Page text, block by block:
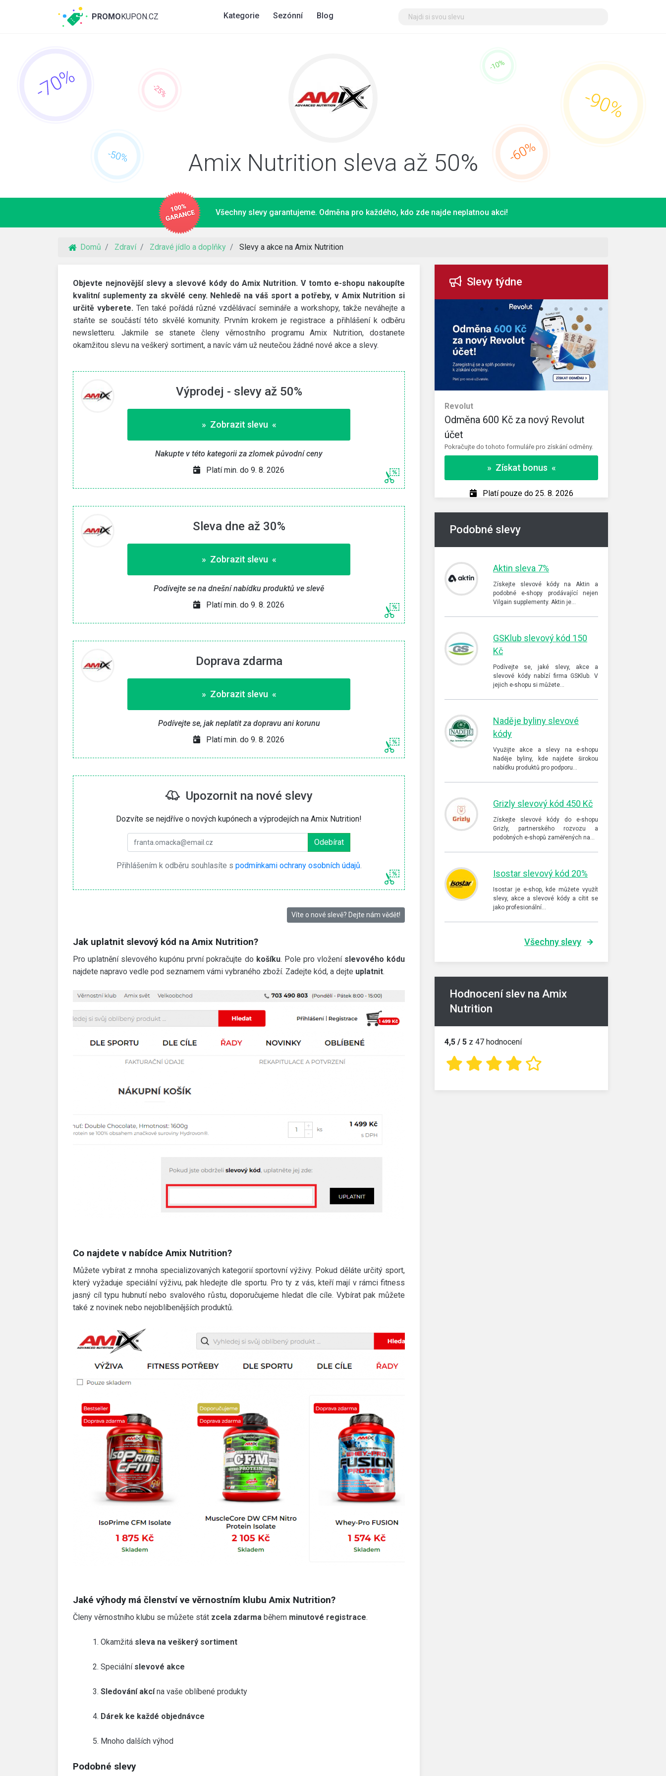
Amix Nutrition sleva až 50%
Všechny slevy garantujeme. Odměna pro každého, kdo zde najde neplatnou akci!
Domů Zdraví Zdravé jídlo a doplňky Slevy a akce na Amix Nutrition
Objevte nejnovější slevy a slevové kódy do Amix Nutrition. V tomto e-shopu nakoupíte
kvalitní suplementy za skvělé ceny. Nehledě na váš sport a potřeby, v Amix Nutrition si
určitě vyberete. Ten také pořádá různé vzdělávací semináře a workshopy, takže neváhejte a
staňte se součástí této skvělé komunity. Prvním krokem je registrace a přihlášení k odběru
newsletteru. Jakmile se stanete členy věrnostního programu Amix Nutrition, dostanete
okamžitou slevu na veškerý sortiment, a navíc vám už neutečou žádné nové akce a slevy.
Výprodej - slevy až 50%
» Zobrazit slevu «
Nakupte v této kategorii za zlomek původní ceny
Platí min. do 9. 8. 2026
Sleva dne až 30%
» Zobrazit slevu «
Podívejte se na dnešní nabídku produktů ve slevě
Platí min. do 9. 8. 2026
Doprava zdarma
» Zobrazit slevu «
Podívejte se, jak neplatit za dopravu ani korunu
Platí min. do 9. 8. 2026
Upozornit na nové slevy
Dozvíte se nejdříve o nových kupónech a výprodejích na Amix Nutrition!
Přihlášením k odběru souhlasíte s podmínkami ochrany osobních údajů.
Víte o nové slevě? Dejte nám vědět!
Jak uplatnit slevový kód na Amix Nutrition?
Pro uplatnění slevového kupónu první pokračujte do košíku. Pole pro vložení slevového kódu
najdete napravo vedle pod seznamem vámi vybraného zboží. Zadejte kód, a dejte uplatnit.
Co najdete v nabídce Amix Nutrition?
Můžete vybírat z mnoha specializovaných kategorií sportovní výživy. Pokud děláte určitý sport,
který vyžaduje speciální výživu, pak hledejte dle sportu. Pro ty z vás, kteří mají v rámci fitness
jasný cíl typu hubnutí nebo svalového růstu, doporučujeme hledat dle cíle. Vybírat pak můžete
také z novinek nebo nejoblíbenějších produktů.
Jaké výhody má členství ve věrnostním klubu Amix Nutrition?
Členy věrnostního klubu se můžete stát zcela zdarma během minutové registrace.
1. Okamžitá sleva na veškerý sortiment
2. Speciální slevové akce
3. Sledování akcína vaše oblíbené produkty
4. Dárek ke každé objednávce
5. Mnoho dalších výhod
Podobné slevy
Slevy týdne
a NoLimit Extra. Vyšší
nábytek a další produkty.
Platí pouze do 15. 8. 2026
Slevu získáte za stažení aplikace přes tento odkaz a
první nákup nad 1 000 Kč
Platí min. do 9. 8. 2026
Revolut
Odměna 600 Kč za nový Revolut
účet
Pokračujte do tohoto formuláře pro získání odměny.
» Získat bonus «
Platí pouze do 25. 8. 2026
Podobné slevy
Aktin sleva 7%
Získejte slevové kódy na Aktin a
podobné e-shopy prodávající nejen
Vilgain supplementy. Aktin je…
GSKlub slevový kód 150
Kč
Podívejte se, jaké slevy, akce a
slevové kódy nabízí firma GSKlub. V
jejich e-shopu si můžete…
Naděje byliny slevové
kódy
Využijte akce a slevy na e-shopu
Naděje byliny, kde najdete širokou
nabídku produktů pro podporu…
Grizly slevový kód 450 Kč
Získejte slevové kódy do e-shopu
Grizly, partnerského rozvozu a
podobných e-shopů zaměřených na…
Isostar slevový kód 20%
Isostar je e-shop, kde můžete využít
slevy, akce a slevové kódy a cítit se
jako profesionální…
Všechny slevy
Hodnocení slev na Amix
Nutrition
4,5 / 5 z 47 hodnocení
PROMOKUPON.CZ Kategorie Sezónní Blog